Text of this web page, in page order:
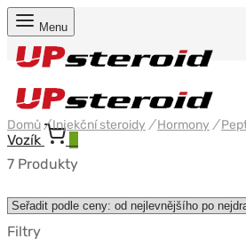
Menu
Vozík
Domů /Injekční steroidy / Hormony /
7 Produkty
Filtry